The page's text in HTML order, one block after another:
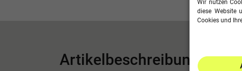
Artikelbeschreibung
Wir nutzen
diese Website
Cookies und